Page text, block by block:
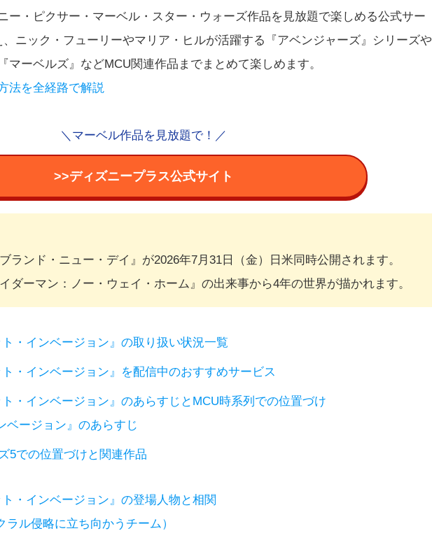
ー・ピクサー・マーベル・スター・ウォーズ作品を見放題で楽しめる公式サー
ニック・フューリーやマリア・ヒルが活躍する『アベンジャーズ』シリーズや
マーベルズ』などMCU関連作品までまとめて楽しめます。
法を全経路で解説
＼マーベル作品を見放題で！／
>>ディズニープラス公式サイト
ランド・ニュー・デイ』が2026年7月31日（金）日米同時公開されます。
ダーマン：ノー・ウェイ・ホーム』の出来事から4年の世界が描かれます。
・インベージョン』の取り扱い状況一覧
・インベージョン』を配信中のおすすめサービス
・インベージョン』のあらすじとMCU時系列での位置づけ
ベージョン』のあらすじ
5での位置づけと関連作品
・インベージョン』の登場人物と相関
ル侵略に立ち向かうチーム）